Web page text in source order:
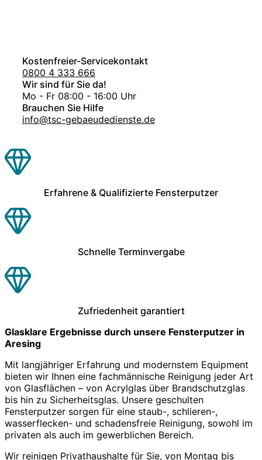
Kostenfreier-Servicekontakt
0800 4 333 666
Wir sind für Sie da!
Mo - Fr 08:00 - 16:00 Uhr
Brauchen Sie Hilfe
info@tsc-gebaeudedienste.de
Erfahrene & Qualifizierte Fensterputzer
Schnelle Terminvergabe
Zufriedenheit garantiert
Glasklare Ergebnisse durch unsere Fensterputzer in
Aresing
Mit langjähriger Erfahrung und modernstem Equipment
bieten wir Ihnen eine fachmännische Reinigung jeder Art
von Glasflächen – von Acrylglas über Brandschutzglas
bis hin zu Sicherheitsglas. Unsere geschulten
Fensterputzer sorgen für eine staub-, schlieren-,
wasserflecken- und schadensfreie Reinigung, sowohl im
privaten als auch im gewerblichen Bereich.
Wir reinigen Privathaushalte für Sie, von Montag bis